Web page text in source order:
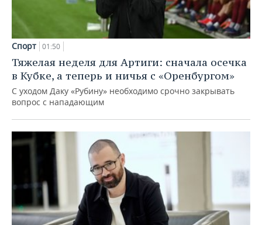
Спорт 01:50
Тяжелая неделя для Артиги: сначала осечка
в Кубке, а теперь и ничья с «Оренбургом»
С уходом Даку «Рубину» необходимо срочно закрывать
вопрос с нападающим